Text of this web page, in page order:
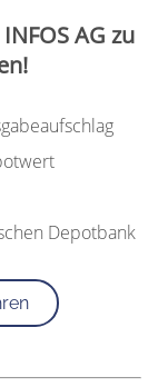
AG zu
Depotbank